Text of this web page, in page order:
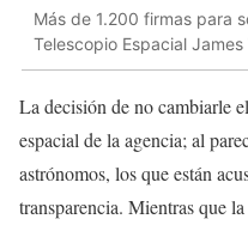
Más de 1.200 firmas para
Telescopio Espacial James
La decisión de no cambiarle
espacial de la agencia; al
astrónomos, los que están
transparencia. Mientras que